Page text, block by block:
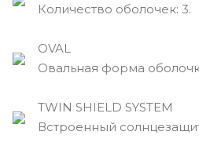
Количество оболочек: 3.
OVAL
Овальная форма
TWIN SHIELD SYSTEM
Встроенный